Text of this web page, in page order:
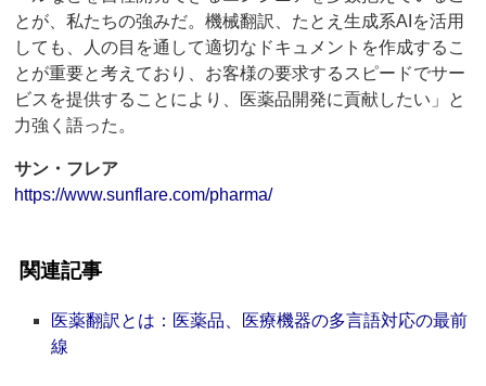
とが、私たちの強みだ。機械翻訳、たとえ生成系AIを活用
しても、人の目を通して適切なドキュメントを作成するこ
とが重要と考えており、お客様の要求するスピードでサー
ビスを提供することにより、医薬品開発に貢献したい」と
力強く語った。
サン・フレア
https://www.sunflare.com/pharma/
関連記事
医薬翻訳とは：医薬品、医療機器の多言語対応の最前
線